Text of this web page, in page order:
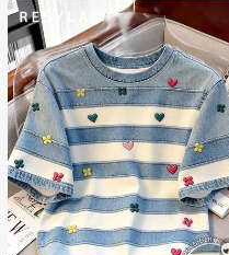
ขวัญในอุดมคติสำหรับคริสต์มาส, วันว
าเลนไทน์, อีสเตอร์, ฤดูแต่งงานและวันเ
กิดสำหรับแฟนสาว